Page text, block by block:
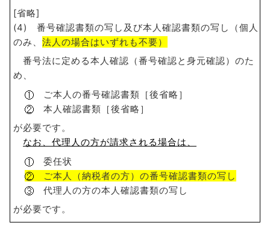
[省略]
(4) 番号確認書類の写し及び本人確認書類の写し（個人
のみ、 法人の場合はいずれも不要）
番号法に定める本人確認（番号確認と身元確認）のた
め、
ご本人の番号確認書類［後省略］
本人確認書類［後省略］
が必要です。
なお、代理人の方が請求される場合は、
委任状
ご本人（納税者の方）の番号確認書類の写し
代理人の方の本人確認書類の写し
が必要です。